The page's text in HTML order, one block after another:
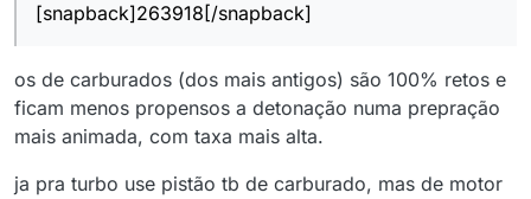
[snapback]263918[/snapback]
os de carburados (dos mais antigos) são 100% retos e
ficam menos propensos a detonação numa prepração
mais animada, com taxa mais alta.
ja pra turbo use pistão tb de carburado, mas de motor